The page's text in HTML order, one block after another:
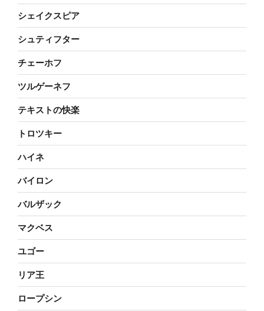
シェイクスピア
シュティフター
チェーホフ
ツルゲーネフ
テキストの快楽
トロツキー
ハイネ
バイロン
バルザック
マクベス
ユゴー
リア王
ロープシン